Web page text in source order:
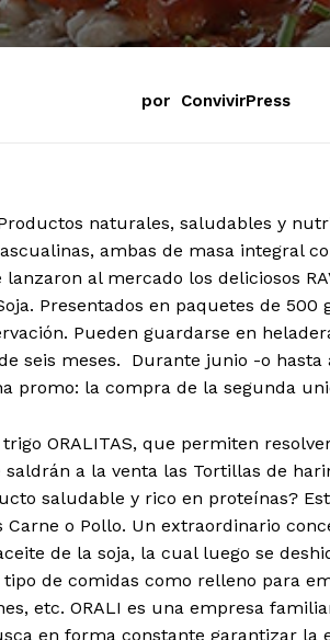
por ConvivirPress
naturales, saludables y
ambas de masa integral
al mercado los deliciosos
Presentados en paquetes de 500
Pueden guardarse en
seis meses. Durante junio -o
promo: la compra de la segunda
ORALITAS, que permiten
a la venta las Tortillas de
saludable y rico en proteínas?
Carne o Pollo. Un extraordinario
de la soja, la cual luego se
de comidas como relleno para
etc. ORALI es una empresa
en forma constante garantizar la